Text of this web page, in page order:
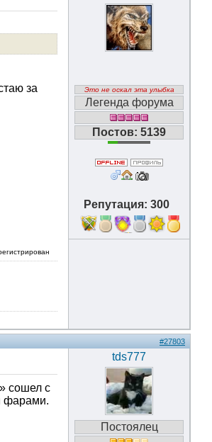
за
Это не оскал эта улыбка
Легенда форума
Постов: 5139
Репутация: 300
11
#27803
сошел с
фарами.
tds777
Постоялец